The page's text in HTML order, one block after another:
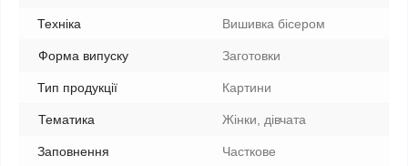
Техніка Вишивка бісером
Форма випуску Заготовки
Тип продукції Картини
Тематика Жінки, дівчата
Заповнення Часткове